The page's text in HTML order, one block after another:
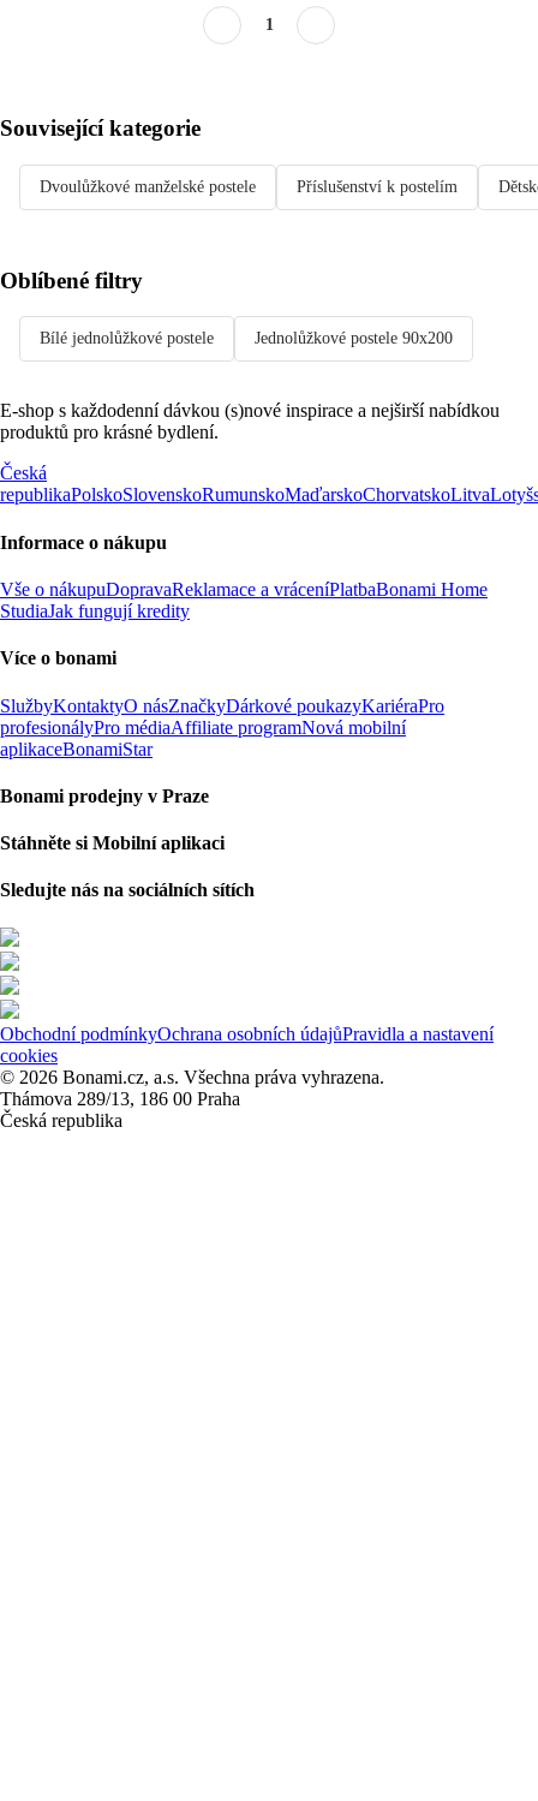
1
Související kategorie
Dvoulůžkové manželské postele Příslušenství k postelím
Oblíbené filtry
Bílé jednolůžkové postele Jednolůžkové postele 90x200
E-shop s každodenní dávkou (s)nové inspirace a nejširší nabídkou
produktů pro krásné bydlení.
Česká
republikaPolskoSlovenskoRumunskoMaďarskoChorvatskoLitva
Informace o nákupu
Vše o nákupuDopravaReklamace a vráceníPlatbaBonami Home
StudiaJak fungují kredity
Více o bonami
SlužbyKontaktyO násZnačkyDárkové poukazyKariéraPro
profesionályPro médiaAffiliate programNová mobilní
aplikaceBonamiStar
Bonami prodejny v Praze
Stáhněte si Mobilní aplikaci
Sledujte nás na sociálních sítích
Obchodní podmínkyOchrana osobních údajůPravidla a nastavení
cookies
© 2026 Bonami.cz, a.s. Všechna práva vyhrazena.
Thámova 289/13, 186 00 Praha
Česká republika